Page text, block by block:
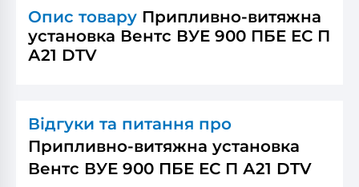
Опис товару Припливно-витяжна
установка Вентс ВУЕ 900 ПБЕ ЕС П
А21 DTV
Відгуки та питання про
Припливно-витяжна установка
Вентс ВУЕ 900 ПБЕ ЕС П А21 DTV